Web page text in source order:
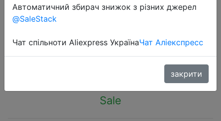
2,5 K, ЖК-дисплей, 6 ГБ, 128
ГБ/256 ГБ, 8720 мАч
$361.07
Sale
Автоматичний збирач знижок з різних джерел
@SaleStack
Чат спільноти Aliexpress УкраїнаЧат Аліекспресс
закрити